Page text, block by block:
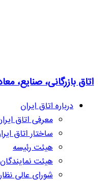
اتاق بازرگانی، صنایع،
درباره اتاق ایران
معرفی اتاق
ساختار اتاق
هیئت رئیسه
هیئت
شورای عالی